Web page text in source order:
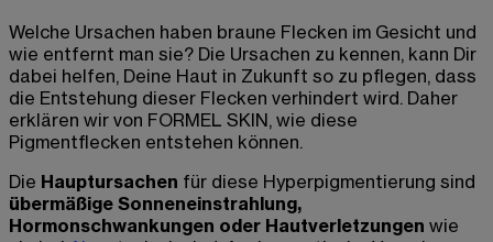
Welche Ursachen haben braune Flecken im Gesicht und
wie entfernt man sie? Die Ursachen zu kennen, kann Dir
dabei helfen, Deine Haut in Zukunft so zu pflegen, dass
die Entstehung dieser Flecken verhindert wird. Daher
erklären wir von FORMEL SKIN, wie diese
Pigmentflecken entstehen können.
Die Hauptursachen für diese Hyperpigmentierung sind
übermäßige Sonneneinstrahlung,
Hormonschwankungen oder Hautverletzungen wie